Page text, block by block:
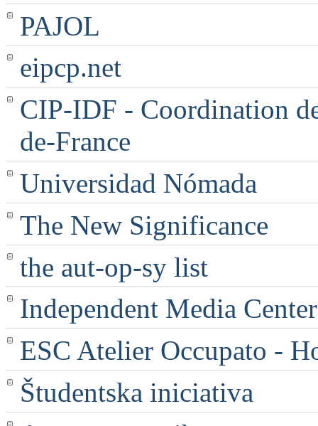
PAJOL
eipcp.net
CIP-IDF - Coordination
de-France
Universidad Nómada
The New Significance
the aut-op-sy list
Independent Media
ESC Atelier Occupato -
Študentska iniciativa